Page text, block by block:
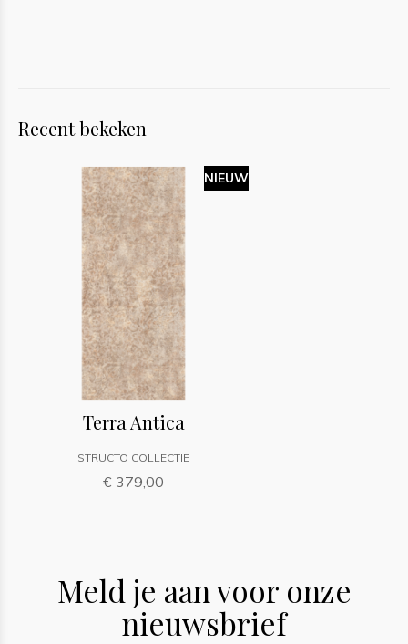
Recent bekeken
NIEUW
Terra Antica
STRUCTO COLLECTIE
€ 379,00
Meld je aan voor onze
nieuwsbrief